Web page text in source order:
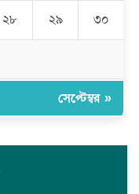
পুরস্কার বিতরণ ও বালিকা
২৮ ২৯ ৩০
সেপ্টেম্বর »